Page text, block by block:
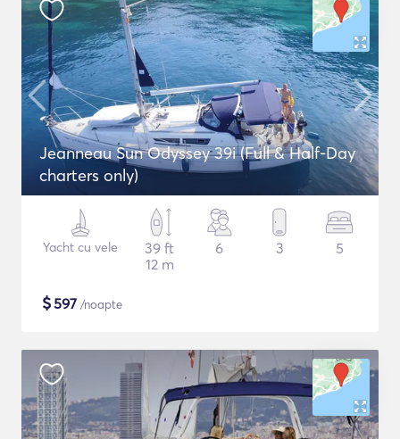
Jeanneau Sun Odyssey 39i (Full & Half-Day
charters only)
Yacht cu vele
39 ft
12 m
6 3 5
$597 /noapte